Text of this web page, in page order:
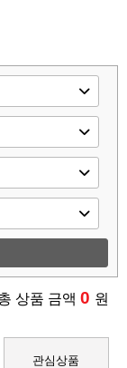
상품 금액 0 원
관심상품